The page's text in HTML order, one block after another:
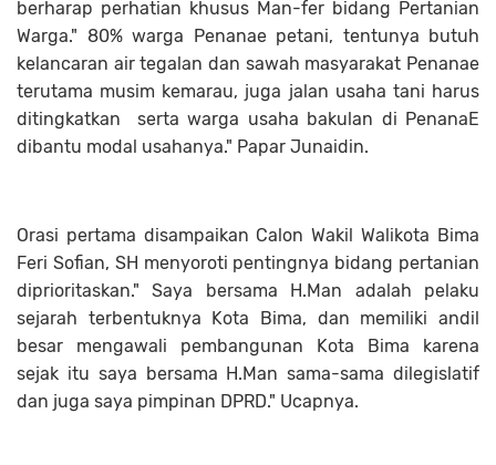
berharap perhatian khusus Man-fer bidang Pertanian
Warga." 80% warga Penanae petani, tentunya butuh
kelancaran air tegalan dan sawah masyarakat Penanae
terutama musim kemarau, juga jalan usaha tani harus
ditingkatkan serta warga usaha bakulan di PenanaE
dibantu modal usahanya." Papar Junaidin.
Orasi pertama disampaikan Calon Wakil Walikota Bima
Feri Sofian, SH menyoroti pentingnya bidang pertanian
diprioritaskan." Saya bersama H.Man adalah pelaku
sejarah terbentuknya Kota Bima, dan memiliki andil
besar mengawali pembangunan Kota Bima karena
sejak itu saya bersama H.Man sama-sama dilegislatif
dan juga saya pimpinan DPRD." Ucapnya.